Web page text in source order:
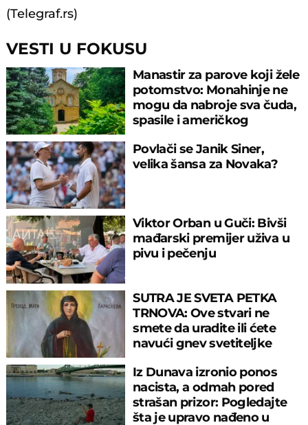
(Telegraf.rs)
VESTI U FOKUSU
Manastir za parove koji žele
potomstvo: Monahinje ne
mogu da nabroje sva čuda,
spasile i američkog
Povlači se Janik Siner,
velika šansa za Novaka?
Viktor Orban u Guči: Bivši
mađarski premijer uživa u
pivu i pečenju
SUTRA JE SVETA PETKA
TRNOVA: Ove stvari ne
smete da uradite ili ćete
navući gnev svetiteljke
Iz Dunava izronio ponos
nacista, a odmah pored
strašan prizor: Pogledajte
šta je upravo nađeno u